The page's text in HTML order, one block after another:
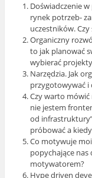
Doświadczenie
rynek potrzeb-
uczestników. Czy
Organiczny
to jak planować
wybierać
Narzędzia. Jak
przygotowywać i
Czy warto
nie jestem
od
próbować a
Co motywuje
popychające nas
motywatorem?
Hype driven